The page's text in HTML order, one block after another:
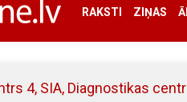
RAKSTI ZIŅAS
4, SIA, Diagnostikas